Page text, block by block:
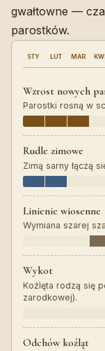
gwałtowne —
parostków.
STY LUT MAR KWI
Wzrost nowych
Parostki rosną w
Rudle zimowe
Zimą sarny łączą
Linienie wiosenne
Wymiana szarej
Wykot
Koźlęta rodzą się
zarodkowej).
Odchów koźląt